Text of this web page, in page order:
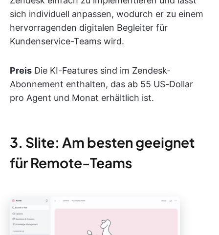
sich individuell anpassen, wodurch er zu einem
hervorragenden digitalen Begleiter für
Kundenservice-Teams wird.
Preis Die KI-Features sind im Zendesk-
Abonnement enthalten, das ab 55 US-Dollar
pro Agent und Monat erhältlich ist.
3. Slite: Am besten geeignet
für Remote-Teams